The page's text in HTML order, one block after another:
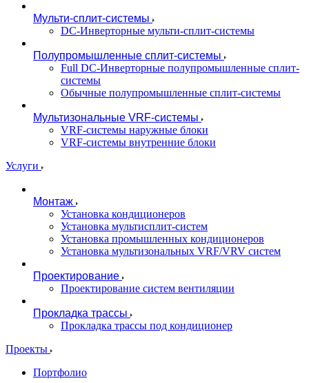
Мульти-сплит-системы
DC-Инверторные мульти-сплит-системы
Полупромышленные сплит-системы
Full DC-Инверторные полупромышленные сплит-
системы
Обычные полупромышленные сплит-системы
Мультизональные VRF-системы
VRF-системы наружные блоки
VRF-системы внутренние блоки
Услуги
Монтаж
Установка кондиционеров
Установка мультисплит-систем
Установка промышленных кондиционеров
Установка мультизональных VRF/VRV систем
Проектирование
Проектирование систем вентиляции
Прокладка трассы
Прокладка трассы под кондиционер
Проекты
Портфолио